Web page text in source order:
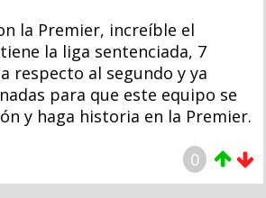
la Premier, increíble el
la liga sentenciada, 7
respecto al segundo y ya
para que este equipo se
y haga historia en la Premier.
0